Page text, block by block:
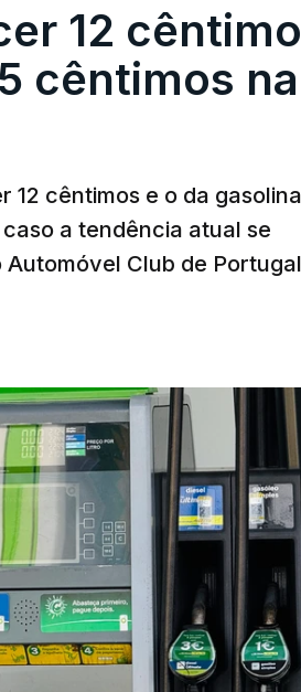
12
cêntimos na
12 cêntimos e o da gasolina
a tendência atual se
Club de Portugal